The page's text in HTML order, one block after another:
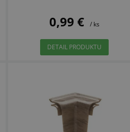
0,99 € / ks
DETAIL PRODUKTU